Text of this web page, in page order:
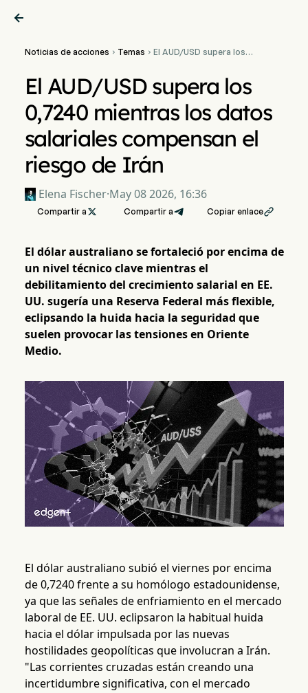

Noticias de acciones  Temas  El AUD/USD supera los
riesgo de Irán
El AUD/USD supera los
0,7240 mientras los datos
salariales compensan el
riesgo de Irán
Elena Fischer·May 08 2026, 16:36
Compartir a  Compartir a Copiar enlace
El dólar australiano se fortaleció por encima de
un nivel técnico clave mientras el
debilitamiento del crecimiento salarial en EE.
UU. sugería una Reserva Federal más flexible,
eclipsando la huida hacia la seguridad que
suelen provocar las tensiones en Oriente
Medio.
El dólar australiano subió el viernes por encima
de 0,7240 frente a su homólogo estadounidense,
ya que las señales de enfriamiento en el mercado
laboral de EE. UU. eclipsaron la habitual huida
hacia el dólar impulsada por las nuevas
hostilidades geopolíticas que involucran a Irán.
"Las corrientes cruzadas están creando una
incertidumbre significativa, con el mercado